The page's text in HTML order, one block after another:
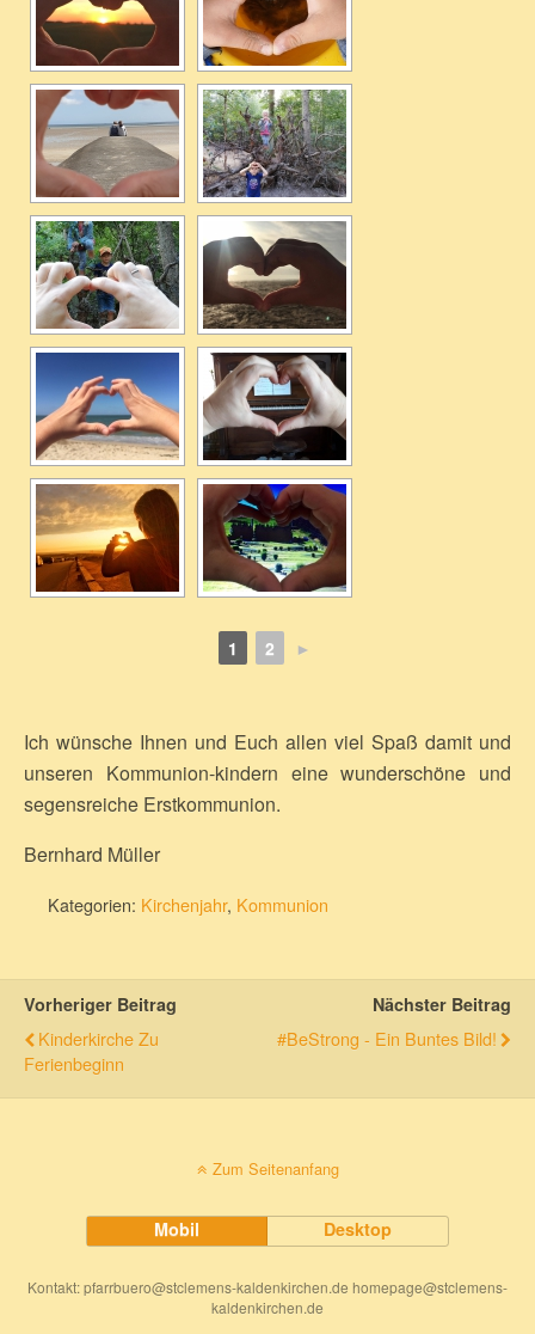
1 2 ►
Ich wünsche Ihnen und Euch allen viel Spaß damit und
unseren Kommunion-kindern eine wunderschöne und
segensreiche Erstkommunion.
Bernhard Müller
Kategorien: Kirchenjahr, Kommunion
Vorheriger Beitrag
Kinderkirche Zu
Ferienbeginn
Nächster Beitrag
#BeStrong - Ein Buntes Bild!
Zum Seitenanfang
Mobil Desktop
Kontakt: pfarrbuero@stclemens-kaldenkirchen.de homepage@stclemens-
kaldenkirchen.de